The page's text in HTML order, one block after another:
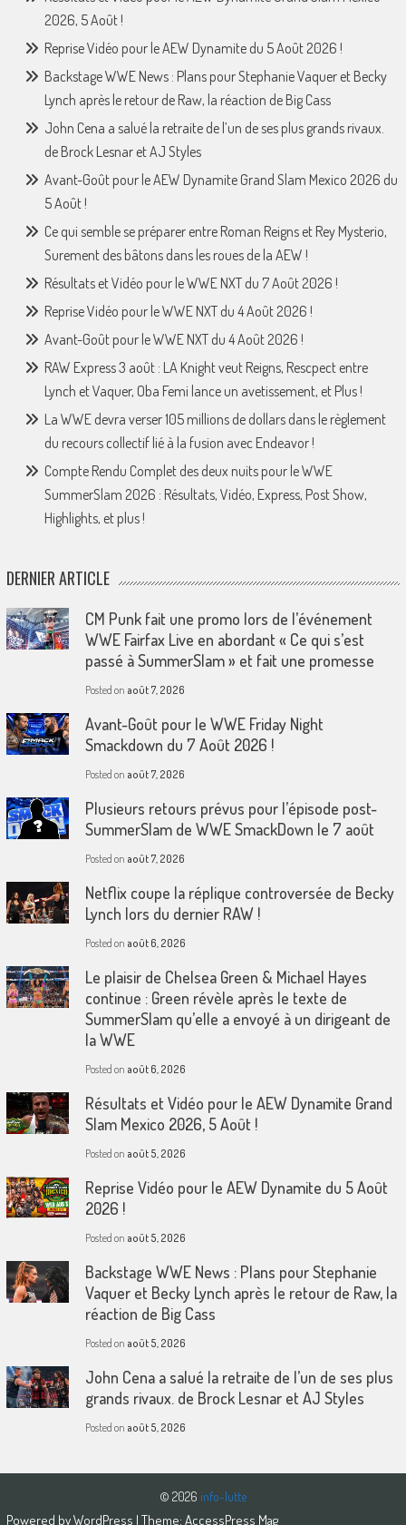
2026, 5 Août !
Reprise Vidéo pour le AEW Dynamite du 5 Août 2026 !
Backstage WWE News : Plans pour Stephanie Vaquer et Becky
Lynch après le retour de Raw, la réaction de Big Cass
John Cena a salué la retraite de l’un de ses plus grands rivaux.
de Brock Lesnar et AJ Styles
Avant-Goût pour le AEW Dynamite Grand Slam Mexico 2026 du
5 Août !
Ce qui semble se préparer entre Roman Reigns et Rey Mysterio,
Surement des bâtons dans les roues de la AEW !
Résultats et Vidéo pour le WWE NXT du 7 Août 2026 !
Reprise Vidéo pour le WWE NXT du 4 Août 2026 !
Avant-Goût pour le WWE NXT du 4 Août 2026 !
RAW Express 3 août : LA Knight veut Reigns, Rescpect entre
Lynch et Vaquer, Oba Femi lance un avetissement, et Plus !
La WWE devra verser 105 millions de dollars dans le règlement
du recours collectif lié à la fusion avec Endeavor !
Compte Rendu Complet des deux nuits pour le WWE
SummerSlam 2026 : Résultats, Vidéo, Express, Post Show,
Highlights, et plus !
DERNIER ARTICLE
CM Punk fait une promo lors de l’événement
WWE Fairfax Live en abordant « Ce qui s’est
passé à SummerSlam » et fait une promesse
Posted on août 7, 2026
Avant-Goût pour le WWE Friday Night
Smackdown du 7 Août 2026 !
Posted on août 7, 2026
Plusieurs retours prévus pour l’épisode post-
SummerSlam de WWE SmackDown le 7 août
Posted on août 7, 2026
Netflix coupe la réplique controversée de Becky
Lynch lors du dernier RAW !
Posted on août 6, 2026
Le plaisir de Chelsea Green & Michael Hayes
continue : Green révèle après le texte de
SummerSlam qu’elle a envoyé à un dirigeant de
la WWE
Posted on août 6, 2026
Résultats et Vidéo pour le AEW Dynamite Grand
Slam Mexico 2026, 5 Août !
Posted on août 5, 2026
Reprise Vidéo pour le AEW Dynamite du 5 Août
2026 !
Posted on août 5, 2026
Backstage WWE News : Plans pour Stephanie
Vaquer et Becky Lynch après le retour de Raw, la
réaction de Big Cass
Posted on août 5, 2026
John Cena a salué la retraite de l’un de ses plus
grands rivaux. de Brock Lesnar et AJ Styles
Posted on août 5, 2026
© 2026 info-lutte
Powered byWordPress | Theme: AccessPress Mag